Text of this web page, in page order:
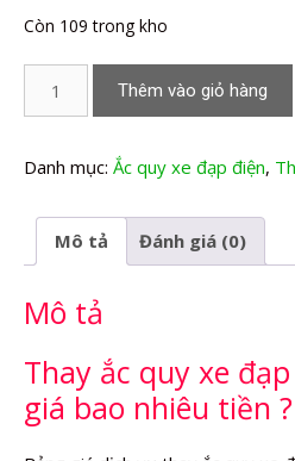
Còn 109 trong kho
xe
điện
Mochas
lượng
Thêm vào giỏ hàng
Danh mục: Ắc quy xe đạp điện,
Mô tả Đánh giá (0)
Mô tả
Thay ắc quy xe
giá bao nhiêu tiền ?